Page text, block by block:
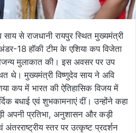
साय से राजधानी रायपुर स्थित मुख्यमंत्री
अंडर-18 हॉकी टीम के एशिया कप विजेता
मुलाकात की। इस अवसर पर उप
थे। मुख्यमंत्री विष्णुदेव साय ने अवि
कप में भारत की ऐतिहासिक विजय में
बधाई एवं शुभकामनाएं दीं। उन्होंने कहा
अपनी प्रतिभा, अनुशासन और कड़ी
स्तर पर उत्कृष्ट प्रदर्शन